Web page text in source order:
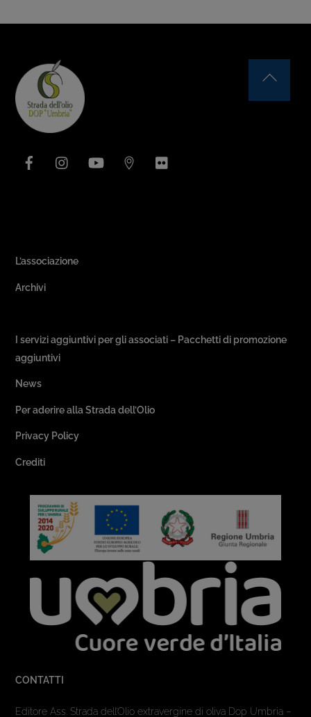
YouTube
L’associazione
Archivi
I servizi aggiuntivi per gli associati – Pacchetti di promozione
aggiuntivi
News
Per aderire alla Strada dell’Olio
Privacy Policy
Crediti
CONTATTI
Editore Ass. Strada dell’Olio extravergine di oliva Dop Umbria –